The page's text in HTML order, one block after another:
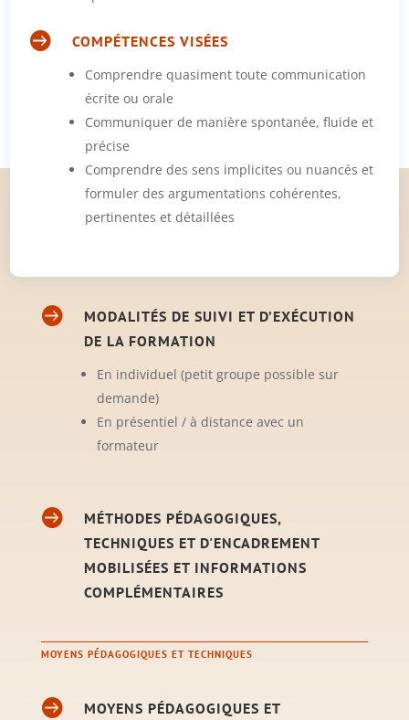
 COMPÉTENCES VISÉES
Comprendre quasiment toute communication
écrite ou orale
Communiquer de manière spontanée, fluide et
précise
Comprendre des sens implicites ou nuancés et
formuler des argumentations cohérentes,
pertinentes et détaillées

MODALITÉS DE SUIVI ET D’EXÉCUTION
DE LA FORMATION
En individuel (petit groupe possible sur
demande)
En présentiel / à distance avec un
formateur

MÉTHODES PÉDAGOGIQUES,
TECHNIQUES ET D'ENCADREMENT
MOBILISÉES ET INFORMATIONS
COMPLÉMENTAIRES
MOYENS PÉDAGOGIQUES ET TECHNIQUES

MOYENS PÉDAGOGIQUES ET